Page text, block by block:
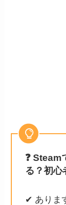
❓Steam
る？初心
✔ ありま